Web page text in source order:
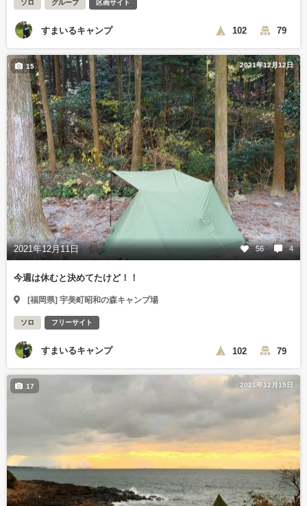
ソロ グループ 区画サイト
すまいるキャンプ 102 79
2021年12月12日
2021年12月11日 56 4
15
今週は休むと決めてたけど！！
[福岡県] 宇美町昭和の森キャンプ場
ソロ フリーサイト
すまいるキャンプ 102 79
2021年12月19日
17